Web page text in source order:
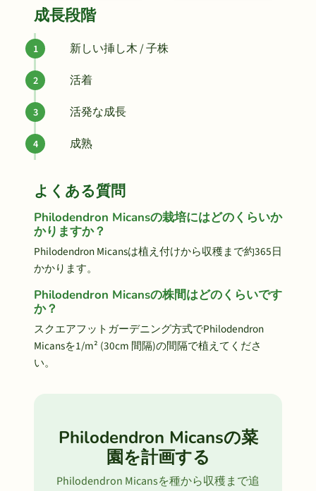
成長段階
新しい挿し木 / 子株
活着
活発な成長
成熟
よくある質問
Philodendron Micansの栽培にはどのくらいか
かりますか？
Philodendron Micansは植え付けから収穫まで約365日
かかります。
Philodendron Micansの株間はどのくらいです
か？
スクエアフットガーデニング方式でPhilodendron
Micansを1/m² (30cm 間隔)の間隔で植えてくださ
い。
Philodendron Micansの菜
園を計画する
Philodendron Micansを種から収穫まで追